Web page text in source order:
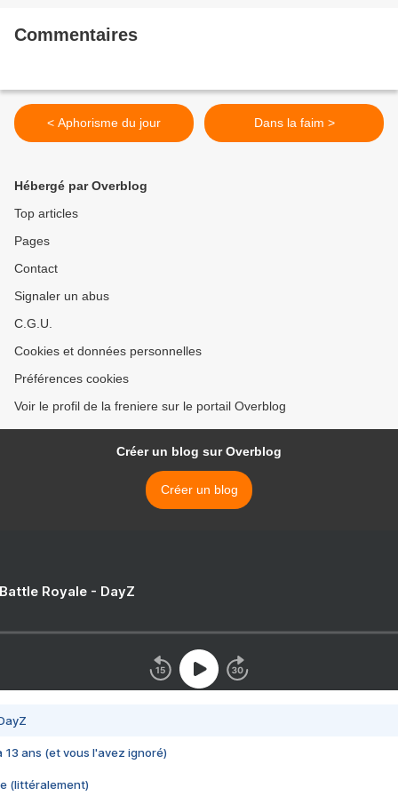
Commentaires
< Aphorisme du jour Dans la faim >
Hébergé par Overblog
Top articles
Pages
Contact
Signaler un abus
C.G.U.
Cookies et données personnelles
Préférences cookies
Voir le profil de la freniere sur le portail Overblog
Créer un blog sur Overblog
Créer un blog
Royale - DayZ
13 ans (et vous l'avez ignoré)
(littéralement)